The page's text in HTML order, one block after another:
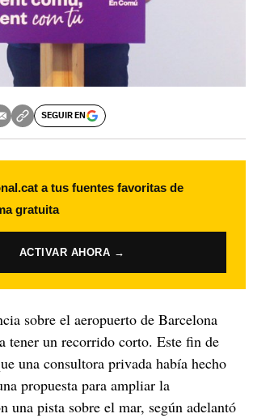
SEGUIR EN
a tus fuentes favoritas de
gratuita
ACTIVAR AHORA →
sobre el aeropuerto de Barcelona
tener un recorrido corto. Este fin de
una consultora privada había hecho
propuesta para ampliar la
una pista sobre el mar, según adelantó